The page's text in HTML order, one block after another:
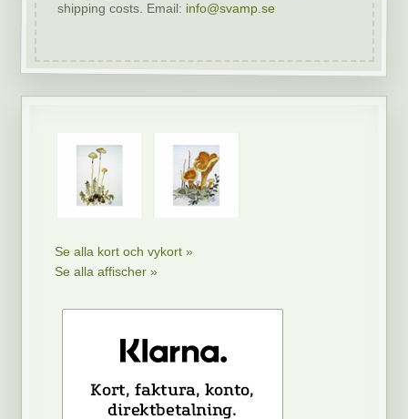
shipping costs. Email: info@svamp.se
Se alla kort och vykort »
Se alla affischer »